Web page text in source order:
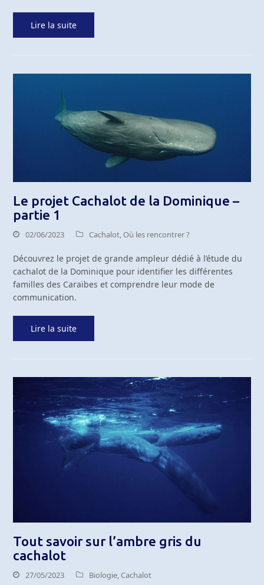
Lire la suite
Le projet Cachalot de la Dominique –
partie 1
02/06/2023 Cachalot,Où les rencontrer ?
Découvrez le projet de grande ampleur dédié à l’étude du
cachalot de la Dominique pour identifier les différentes
familles des Caraïbes et comprendre leur mode de
communication.
Lire la suite
Tout savoir sur l’ambre gris du
cachalot
27/05/2023 Biologie,Cachalot